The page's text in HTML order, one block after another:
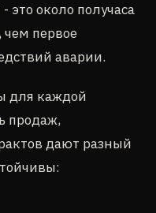
это около получаса
первое
аварии.
для каждой
продаж,
дают разный